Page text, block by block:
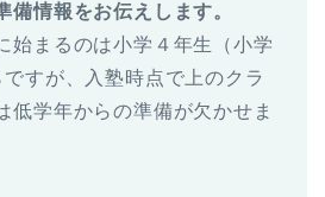
備情報をお伝えします。
始まるのは小学４年生（小学
すが、入塾時点で上のクラ
低学年からの準備が欠かせま